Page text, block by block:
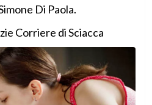
Di Paola.